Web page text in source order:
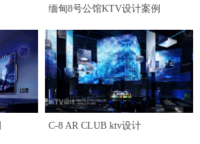
缅甸8号公馆KTV设计案例
C-8 AR CLUB ktv设计